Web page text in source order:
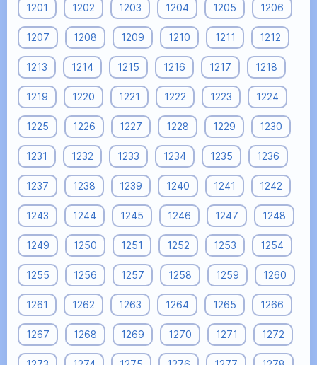
1201 1202 1203 1204 1205 1206
1207 1208 1209 1210 1211 1212
1213 1214 1215 1216 1217 1218
1219 1220 1221 1222 1223 1224
1225 1226 1227 1228 1229 1230
1231 1232 1233 1234 1235 1236
1237 1238 1239 1240 1241 1242
1243 1244 1245 1246 1247 1248
1249 1250 1251 1252 1253 1254
1255 1256 1257 1258 1259 1260
1261 1262 1263 1264 1265 1266
1267 1268 1269 1270 1271 1272